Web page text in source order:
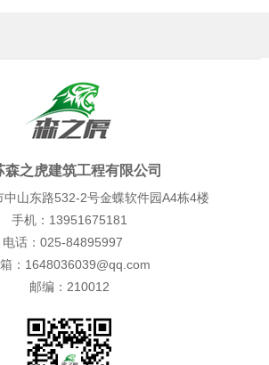
森之虎建筑工程有限公司
中山东路532-2号金蝶软件园A4栋4楼
手机：13951675181
电话：025-84895997
：1648036039@qq.com
邮编：210012